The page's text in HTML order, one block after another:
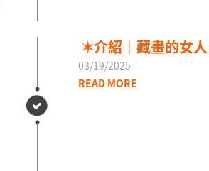
✶介紹｜藏畫的女
03/19/2025
READ MORE